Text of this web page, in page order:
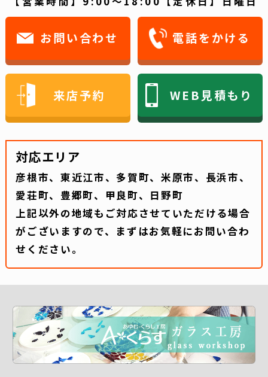
お問い合わせ 電話をかける
来店予約 WEB見積もり
対応エリア
彦根市、東近江市、多賀町、米原市、長浜市、
愛荘町、豊郷町、甲良町、日野町
上記以外の地域もご対応させていただける場合
がございますので、まずはお気軽にお問い合わ
せください。